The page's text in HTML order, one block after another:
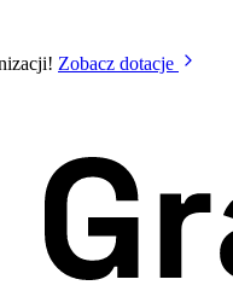
Zobacz dotacje